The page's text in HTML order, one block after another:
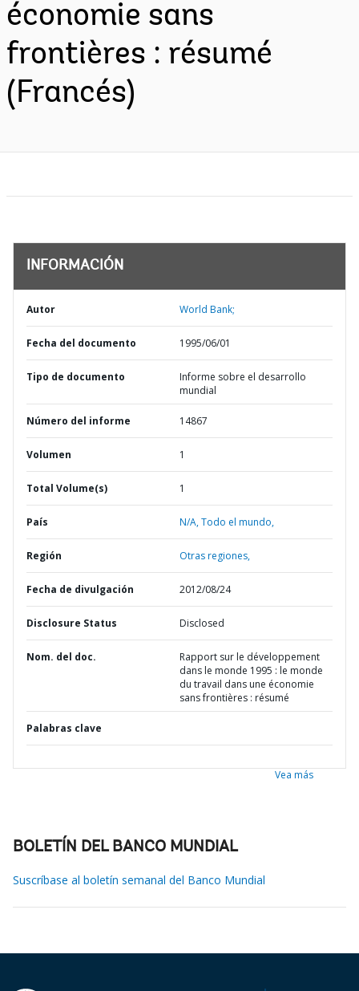
économie sans
frontières : résumé
(Francés)
INFORMACIÓN
Autor World Bank;
Fecha del documento 1995/06/01
Tipo de documento
Informe sobre el desarrollo
mundial
Número del informe 14867
Volumen 1
Total Volume(s) 1
País N/A,Todo el mundo,
Región Otras regiones,
Fecha de divulgación 2012/08/24
Disclosure Status Disclosed
Nom. del doc.
Rapport sur le développement
dans le monde 1995 : le monde
du travail dans une économie
sans frontières : résumé
Palabras clave
Vea más
BOLETÍN DEL BANCO MUNDIAL
Suscríbase al boletín semanal del Banco Mundial